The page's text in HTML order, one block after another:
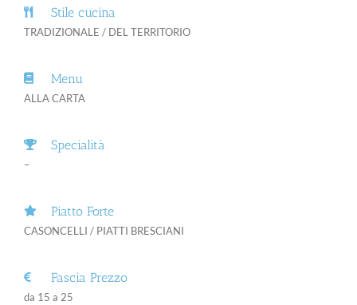
Stile cucina
TRADIZIONALE / DEL TERRITORIO
Menu
ALLA CARTA
Specialità
–
Piatto Forte
CASONCELLI / PIATTI BRESCIANI
Fascia Prezzo
da 15 a 25